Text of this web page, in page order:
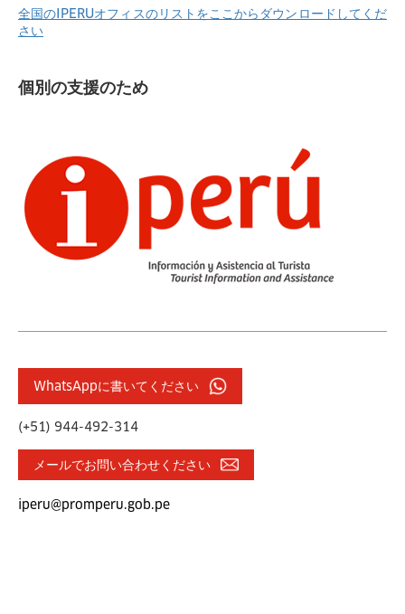
全国のIPERUオフィスのリストをここからダウンロードしてくだ
さい
個別の支援のため
WhatsAppに書いてください
(+51) 944-492-314
メールでお問い合わせください
iperu@promperu.gob.pe